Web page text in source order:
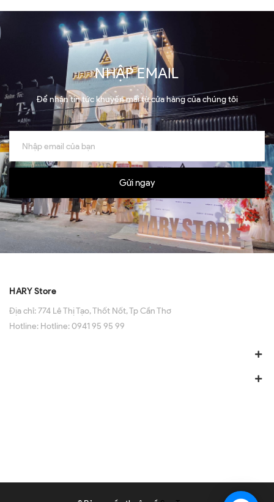
NHẬP EMAIL
Để nhận tin tức khuyến mãi từ cửa hàng của chúng tôi
Gửi ngay
HARY Store
Địa chỉ:774 Lê Thị Tạo, Thốt Nốt, Tp Cần Thơ
Hotline: Hotline: 0941 95 95 99